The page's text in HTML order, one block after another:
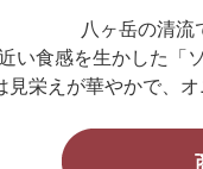
八ヶ岳の清流
い食感を生かした「
見栄えが華やかで、